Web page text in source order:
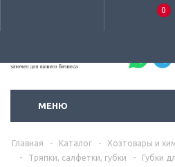
0
МЕНЮ
Главная - Каталог - Хозтовары и
-
Тряпки, салфетки, губки - Губки